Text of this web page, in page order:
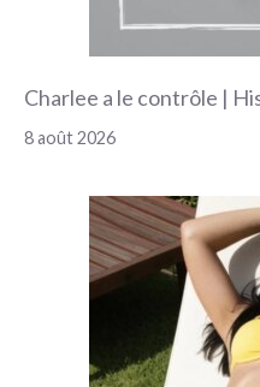
Charlee a le contrôle |
8 août 2026